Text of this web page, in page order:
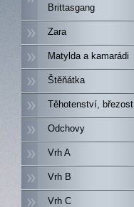
Brittasgang
Zara
Matylda a kamarádi
Štěňátka
Těhotenství, březost
Odchovy
Vrh A
Vrh B
Vrh C